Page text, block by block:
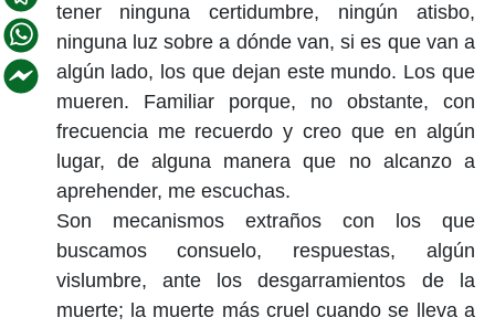
tener ninguna certidumbre, ningún atisbo,
ninguna luz sobre a dónde van, si es que van a
algún lado, los que dejan este mundo. Los que
mueren. Familiar porque, no obstante, con
frecuencia me recuerdo y creo que en algún
lugar, de alguna manera que no alcanzo a
aprehender, me escuchas.
Son mecanismos extraños con los que
buscamos consuelo, respuestas, algún
vislumbre, ante los desgarramientos de la
muerte; la muerte más cruel cuando se lleva a